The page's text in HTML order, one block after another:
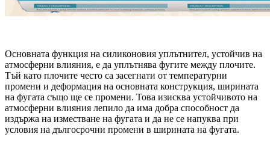
Основната функция на силиконовия уплътнител, устойчив на
атмосферни влияния, е да уплътнява фугите между плочите.
Тъй като плочите често са засегнати от температурни
промени и деформация на основната конструкция, ширината
на фугата също ще се промени. Това изисква устойчивото на
атмосферни влияния лепило да има добра способност да
издържа на изместване на фугата и да не се напуква при
условия на дългосрочни промени в ширината на фугата.